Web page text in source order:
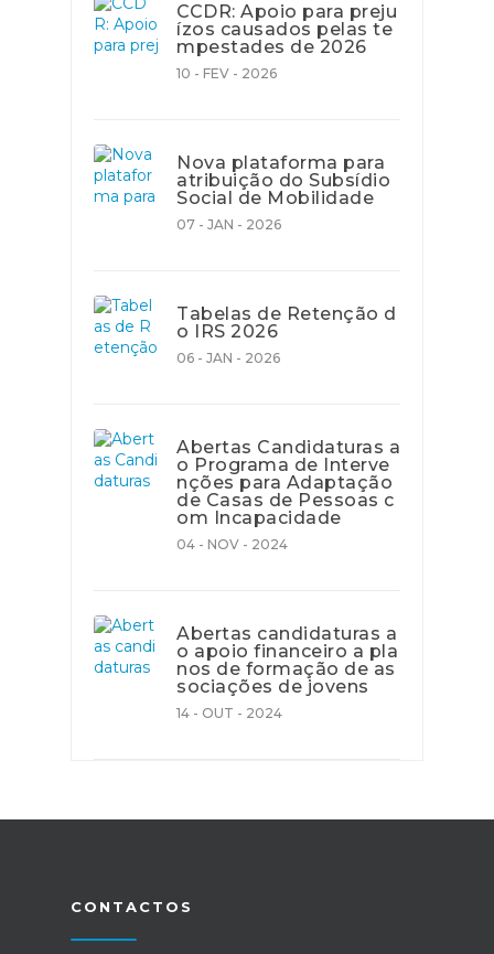
CCDR: Apoio para preju
ízos causados pelas te
mpestades de 2026
10 - FEV - 2026
Nova plataforma para
atribuição do Subsídio
Social de Mobilidade
07 - JAN - 2026
Tabelas de Retenção d
o IRS 2026
06 - JAN - 2026
Abertas Candidaturas a
o Programa de Interve
nções para Adaptação
de Casas de Pessoas c
om Incapacidade
04 - NOV - 2024
Abertas candidaturas a
o apoio financeiro a pla
nos de formação de as
sociações de jovens
14 - OUT - 2024
CONTACTOS